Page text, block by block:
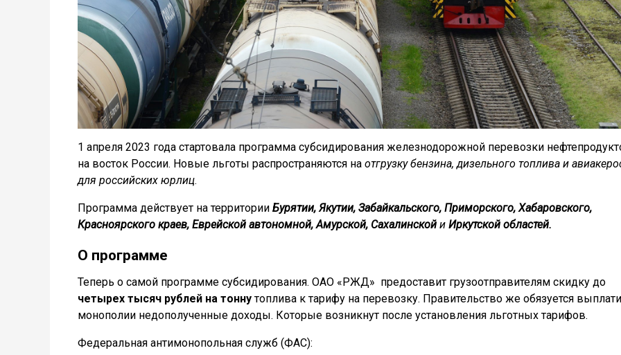
1 апреля 2023 года стартовала программа субсидирования железнодорожной перевозки
на восток России. Новые льготы распространяются на отгрузку бензина, дизельного топлива и
для российских юрлиц.
Программа действует на территории Бурятии, Якутии, Забайкальского, Приморского, Хабаровского,
Красноярского краев, Еврейской автономной, Амурской, Сахалинской и Иркутской областей.
О программе
Теперь о самой программе субсидирования. ОАО «РЖД» предоставит грузоотправителям скидку до
четырех тысяч рублей на тоннутоплива к тарифу на перевозку. Правительство же обязуется
монополии недополученные доходы. Которые возникнут после установления льготных тарифов.
Федеральная антимонопольная служб (ФАС):